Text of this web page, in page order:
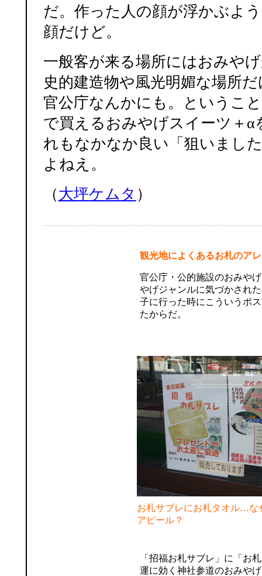
だ。作った人の顔が浮かぶよ
顔だけど。
一般客が来る場所にはおみや
史的建造物や風光明媚な場所
官公庁なんかにも。というこ
で買えるおみやげスイーツ＋
れもなかなか良い「狙いまし
よねえ。
（大坪ケムタ ）
観光地によくあるお札のア
官公庁・公的施設のおみや
やげジャンルに気づかされ
子に行った時にこういうポ
たからだ。
お札サブレにお札タオル…な
アピール？
「招福お札サブレ」に「お
運に効く神社参道のおみや